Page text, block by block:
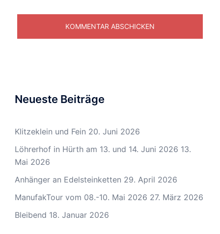
Neueste Beiträge
Klitzeklein und Fein 20. Juni 2026
Löhrerhof in Hürth am 13. und 14. Juni 2026 13.
Mai 2026
Anhänger an Edelsteinketten 29. April 2026
ManufakTour vom 08.-10. Mai 2026 27. März 2026
Bleibend 18. Januar 2026